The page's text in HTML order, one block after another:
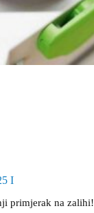
I
primjerak na zalihi!